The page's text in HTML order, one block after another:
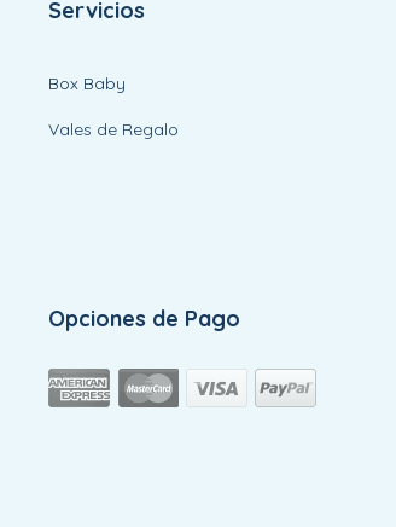
Servicios
Box Baby
Vales de Regalo
Opciones de Pago